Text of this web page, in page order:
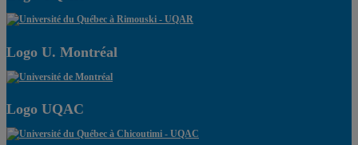
Logo U. Montréal
Logo UQAC